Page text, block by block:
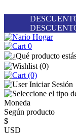
0
(0)
(0)
Iniciar Sesión
Moneda
Según producto
$
USD